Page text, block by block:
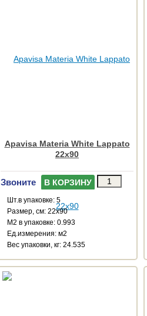
Apavisa Materia White Lappato
22x90
Звоните В КОРЗИНУ
Шт.в упаковке: 5
Размер, см: 22x90
М2 в упаковке: 0.993
Ед.измерения: м2
Веc упаковки, кг: 24.535